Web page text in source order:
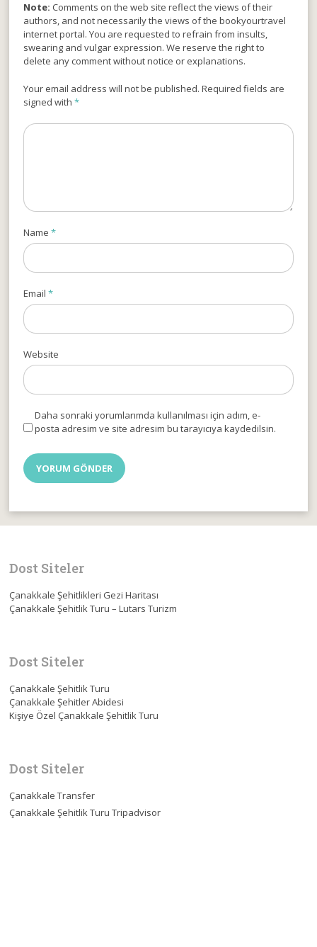
Note: Comments on the web site reflect the views of their
authors, and not necessarily the views of the bookyourtravel
internet portal. You are requested to refrain from insults,
swearing and vulgar expression. We reserve the right to
delete any comment without notice or explanations.
Your email address will not be published. Required fields are
signed with*
Name*
Email*
Website
Daha sonraki yorumlarımda kullanılması için adım, e-
posta adresim ve site adresim bu tarayıcıya kaydedilsin.
Dost Siteler
Çanakkale Şehitlikleri Gezi Haritası
Çanakkale Şehitlik Turu – Lutars Turizm
Dost Siteler
Çanakkale Şehitlik Turu
Çanakkale Şehitler Abidesi
Kişiye Özel Çanakkale Şehitlik Turu
Dost Siteler
Çanakkale Transfer
Çanakkale Şehitlik Turu Tripadvisor